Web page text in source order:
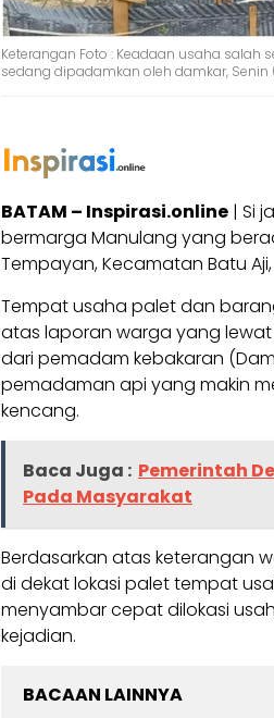
Keterangan Foto : Keadaan usaha
sedang dipadamkan oleh damkar,
BATAM – Inspirasi.online | Si
bermarga Manulang yang
Tempayan, Kecamatan Batu
Tempat usaha palet dan
atas laporan warga yang lewat
dari pemadam kebakaran
pemadaman api yang makin
kencang.
Baca Juga : Pemerintah
Pada Masyarakat
Berdasarkan atas keterangan
di dekat lokasi palet tempat
menyambar cepat dilokasi
kejadian.
BACAAN LAINNYA